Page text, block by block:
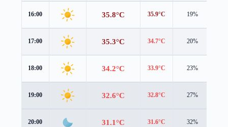
16:00 35.8°C 35.9°C 19%
17:00 35.3°C 34.7°C 20%
18:00 34.2°C 33.9°C 23%
19:00 32.6°C 32.8°C 27%
20:00 31.1°C 31.6°C 32%